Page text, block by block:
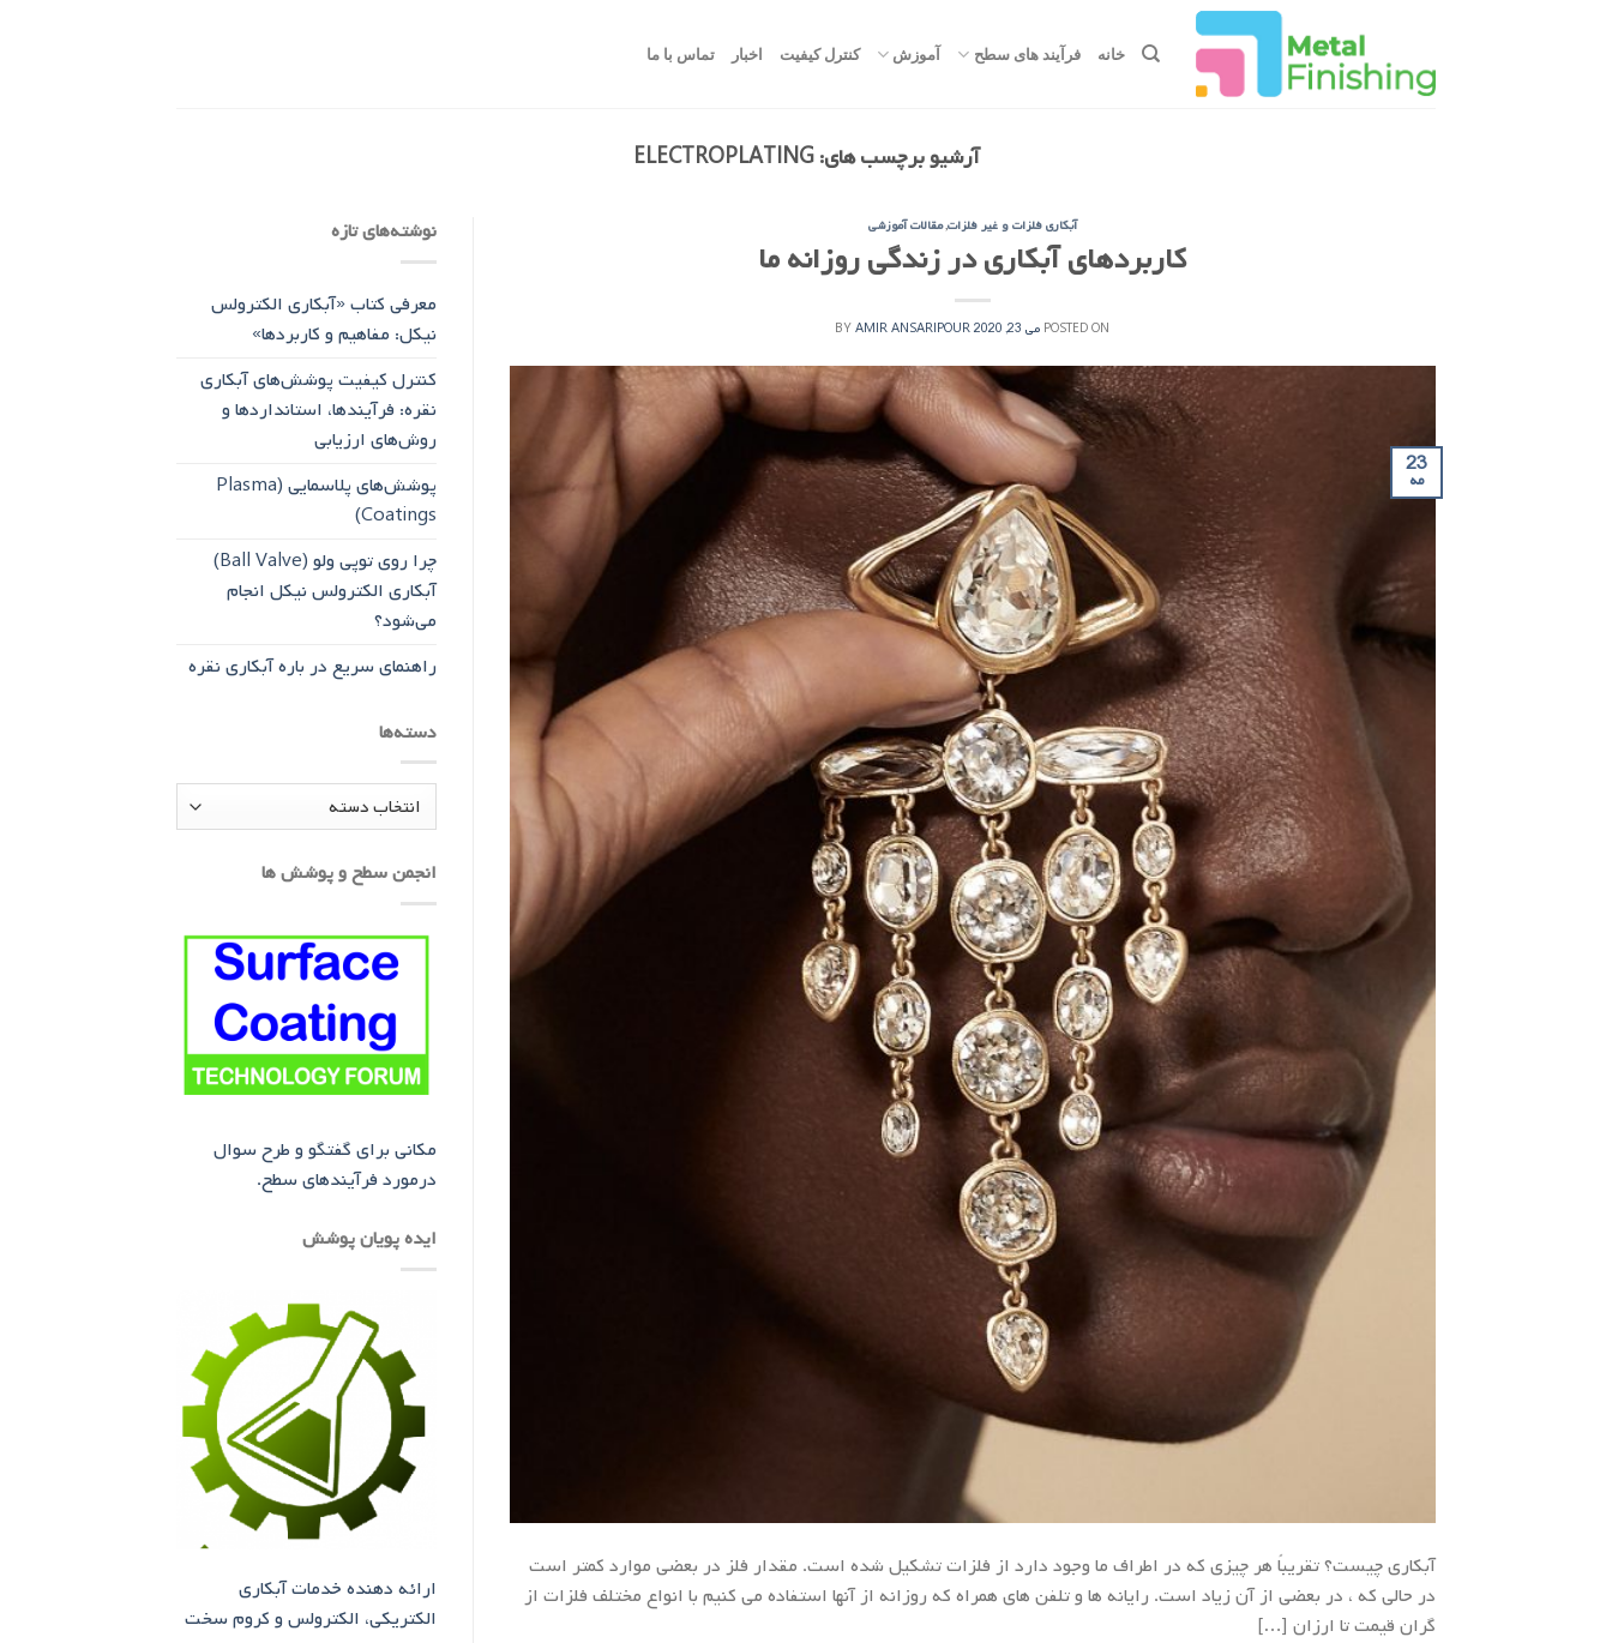
خانه فرآیند های سطح آموزش کنترل کیفیت اخبار تماس با ما
آرشیو برچسب های:ELECTROPLATING
آبکاری فلزات و غیر فلزات ,مقالات آموزشی
کاربردهای آبکاری در زندگی روزانه ما
POSTED ON می 23, 2020 BYAMIR ANSARIPOUR
23
مه
آبکاری چیست؟ تقریباً هر چیزی که در اطراف ما وجود دارد از فلزات تشکیل شده است. مقدار فلز در بعضی موارد کمتر است
در حالی که ، در بعضی از آن زیاد است. رایانه ها و تلفن های همراه که روزانه از آنها استفاده می کنیم با انواع مختلف فلزات از
گران قیمت تا ارزان […]
نوشته‌های تازه
معرفی کتاب «آبکاری الکترولس
نیکل: مفاهیم و کاربردها»
کنترل کیفیت پوشش‌های آبکاری
نقره: فرآیندها، استانداردها و
روش‌های ارزیابی
پوشش‌های پلاسمایی (Plasma
Coatings)
چرا روی توپی‌ ولو (Ball Valve)
آبکاری الکترولس نیکل انجام
می‌شود؟
راهنمای سریع در باره آبکاری نقره
دسته‌ها
دسته‌ها
انجمن سطح و پوشش ها
مکانی برای گفتگو و طرح سوال
درمورد فرآیندهای سطح.
ایده پویان پوشش
ارائه دهنده خدمات آبکاری
الکتریکی، الکترولس و کروم سخت